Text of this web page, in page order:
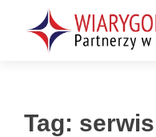
Tag: